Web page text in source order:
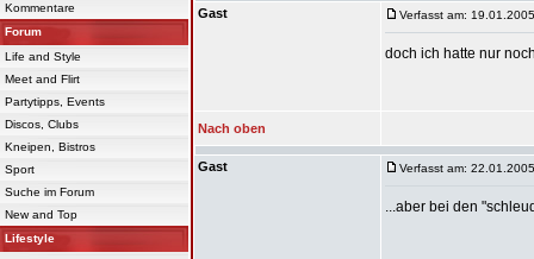
Kommentare
Forum
Life and Style
Meet and Flirt
Partytipps, Events
Discos, Clubs
Kneipen, Bistros
Sport
Suche im Forum
New and Top
Lifestyle
Gast Verfasst am:
doch ich hatte nur
Nach oben
Gast Verfasst am:
...aber bei den